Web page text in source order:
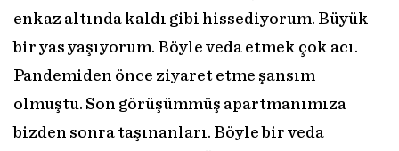
enkaz altında kaldı gibi hissediyorum. Büyük
bir yas yaşıyorum. Böyle veda etmek çok acı.
Pandemiden önce ziyaret etme şansım
olmuştu. Son görüşümmüş apartmanımıza
bizden sonra taşınanları. Böyle bir veda